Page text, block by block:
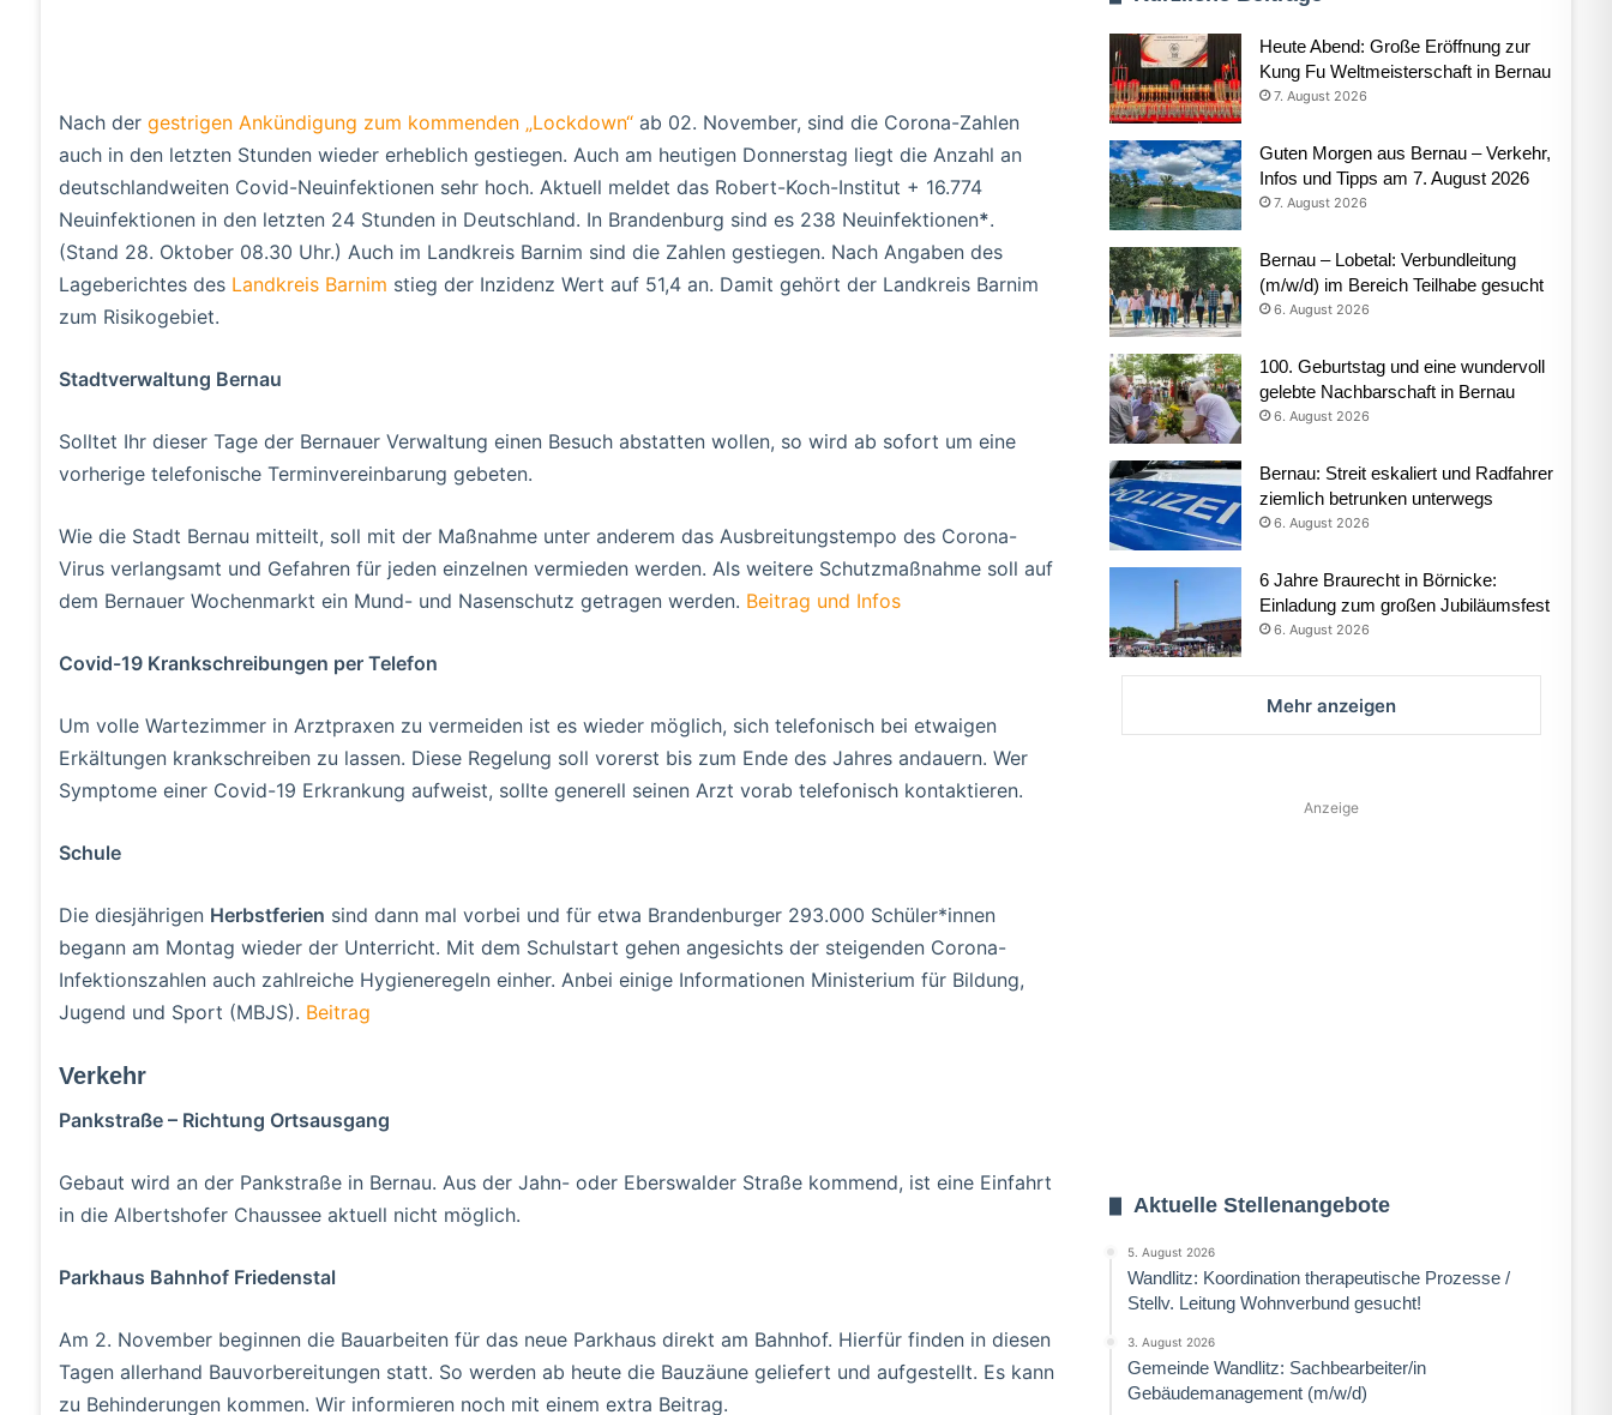
Nach der gestrigen Ankündigung zum kommenden „Lockdown“ab 02. November, sind die Corona-Zahlen
auch in den letzten Stunden wieder erheblich gestiegen. Auch am heutigen Donnerstag liegt die Anzahl an
deutschlandweiten Covid-Neuinfektionen sehr hoch. Aktuell meldet das Robert-Koch-Institut + 16.774
Neuinfektionen in den letzten 24 Stunden in Deutschland. In Brandenburg sind es 238 Neuinfektionen*.
(Stand 28. Oktober 08.30 Uhr.) Auch im Landkreis Barnim sind die Zahlen gestiegen. Nach Angaben des
Lageberichtes des Landkreis Barnim stieg der Inzidenz Wert auf 51,4 an. Damit gehört der Landkreis Barnim
zum Risikogebiet.
Stadtverwaltung Bernau
Solltet Ihr dieser Tage der Bernauer Verwaltung einen Besuch abstatten wollen, so wird ab sofort um eine
vorherige telefonische Terminvereinbarung gebeten.
Wie die Stadt Bernau mitteilt, soll mit der Maßnahme unter anderem das Ausbreitungstempo des Corona-
Virus verlangsamt und Gefahren für jeden einzelnen vermieden werden. Als weitere Schutzmaßnahme soll auf
dem Bernauer Wochenmarkt ein Mund- und Nasenschutz getragen werden. Beitrag und Infos
Covid-19 Krankschreibungen per Telefon
Um volle Wartezimmer in Arztpraxen zu vermeiden ist es wieder möglich, sich telefonisch bei etwaigen
Erkältungen krankschreiben zu lassen. Diese Regelung soll vorerst bis zum Ende des Jahres andauern. Wer
Symptome einer Covid-19 Erkrankung aufweist, sollte generell seinen Arzt vorab telefonisch kontaktieren.
Schule
Die diesjährigen Herbstferien sind dann mal vorbei und für etwa Brandenburger 293.000 Schüler*innen
begann am Montag wieder der Unterricht. Mit dem Schulstart gehen angesichts der steigenden Corona-
Infektionszahlen auch zahlreiche Hygieneregeln einher. Anbei einige Informationen Ministerium für Bildung,
Jugend und Sport (MBJS). Beitrag
Verkehr
Pankstraße – Richtung Ortsausgang
Gebaut wird an der Pankstraße in Bernau. Aus der Jahn- oder Eberswalder Straße kommend, ist eine Einfahrt
in die Albertshofer Chaussee aktuell nicht möglich.
Parkhaus Bahnhof Friedenstal
Am 2. November beginnen die Bauarbeiten für das neue Parkhaus direkt am Bahnhof. Hierfür finden in diesen
Tagen allerhand Bauvorbereitungen statt. So werden ab heute die Bauzäune geliefert und aufgestellt. Es kann
zu Behinderungen kommen. Wir informieren noch mit einem extra Beitrag.
Heute Abend: Große Eröffnung zur
Kung Fu Weltmeisterschaft in Bernau
7. August 2026
Guten Morgen aus Bernau – Verkehr,
Infos und Tipps am 7. August 2026
7. August 2026
Bernau – Lobetal: Verbundleitung
(m/w/d) im Bereich Teilhabe gesucht
6. August 2026
100. Geburtstag und eine wundervoll
gelebte Nachbarschaft in Bernau
6. August 2026
Bernau: Streit eskaliert und Radfahrer
ziemlich betrunken unterwegs
6. August 2026
6 Jahre Braurecht in Börnicke:
Einladung zum großen Jubiläumsfest
6. August 2026
Mehr anzeigen
Anzeige
Aktuelle Stellenangebote
5. August 2026
Wandlitz: Koordination therapeutische Prozesse /
Stellv. Leitung Wohnverbund gesucht!
3. August 2026
Gemeinde Wandlitz: Sachbearbeiter/in
Gebäudemanagement (m/w/d)